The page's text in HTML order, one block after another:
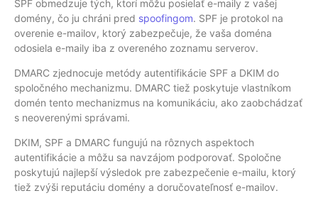
SPF obmedzuje tých, ktorí môžu posielať e-maily z vašej
domény, čo ju chráni pred spoofingom. SPF je protokol na
overenie e-mailov, ktorý zabezpečuje, že vaša doména
odosiela e-maily iba z overeného zoznamu serverov.
DMARC zjednocuje metódy autentifikácie SPF a DKIM do
spoločného mechanizmu. DMARC tiež poskytuje vlastníkom
domén tento mechanizmus na komunikáciu, ako zaobchádzať
s neoverenými správami.
DKIM, SPF a DMARC fungujú na rôznych aspektoch
autentifikácie a môžu sa navzájom podporovať. Spoločne
poskytujú najlepší výsledok pre zabezpečenie e-mailu, ktorý
tiež zvýši reputáciu domény a doručovateľnosť e-mailov.